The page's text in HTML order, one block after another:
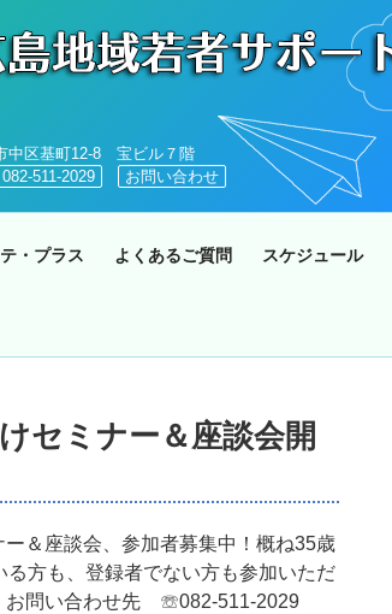
中区基町12-8 宝ビル７階
511-2029
お問い合わせ
・プラス よくあるご質問 スケジュール
セミナー＆座談会開
＆座談会、参加者募集中！概ね35歳
方も、登録者でない方も参加いただ
お問い合わせ先 ☏082-511-2029